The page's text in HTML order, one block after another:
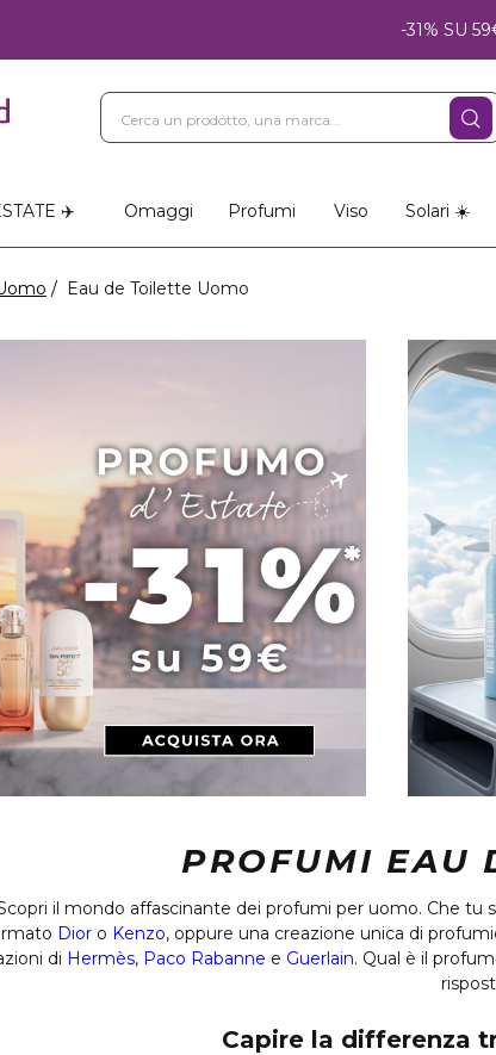
-31% SU
✈️ Omaggi Profumi Viso Solari ☀️
Eau de Toilette Uomo
PROFUMI EAU
il mondo affascinante dei profumi per uomo. Che tu
Dioro Kenzo, oppure una creazione unica di
di Hermès, Paco Rabanne e Guerlain. Qual è il
Capire la differenza